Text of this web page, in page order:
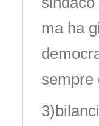
ma ha
sempre